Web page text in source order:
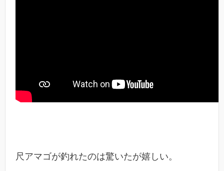
尺アマゴが釣れたのは驚いたが嬉しい。